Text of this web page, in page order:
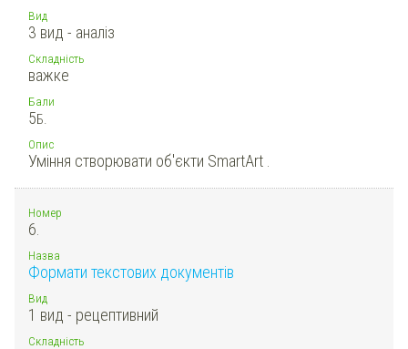
Вид
3 вид - аналіз
Складність
важке
Бали
5Б.
Опис
Уміння створювати об'єкти SmartArt .
Номер
6.
Назва
Формати текстових документів
Вид
1 вид - рецептивний
Складність